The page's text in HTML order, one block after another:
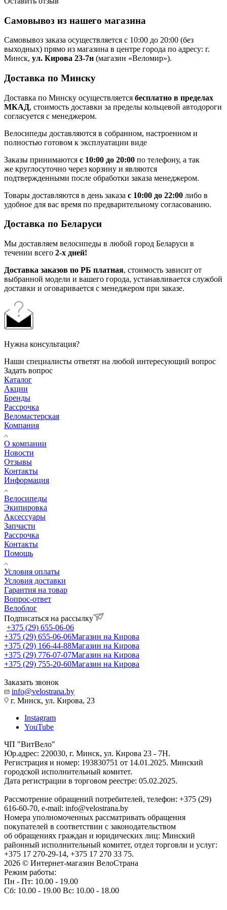
Самовывоз из нашего магазина
Самовывоз заказа осуществляется с 10:00 до 20:00 (без
выходных) прямо из магазина в центре города по адресу: г.
Минск, ул. Кирова 23-7н (магазин «Веломир»).
Доставка по Минску
Доставка по Минску осуществляется бесплатно в пределах
МКАД, стоимость доставки за пределы кольцевой автодороги
согласуется с менеджером.
Велосипеды доставляются в собранном, настроенном и
полностью готовом к эксплуатации виде
Заказы принимаются с 10:00 до 20:00 по телефону, а так
же круглосуточно через корзину и являются
подтвержденными после обработки заказа менеджером.
Товары доставляются в день заказа с 10:00 до 22:00 либо в
удобное для вас время по предварительному согласованию.
Доставка по Беларуси
Мы доставляем велосипеды в любой город Беларуси в
течении всего 2-х дней!
Доставка заказов по РБ платная, стоимость зависит от
выбранной модели и вашего города, устанавливается службой
доставки и оговаривается с менеджером при заказе.
Нужна консультация?
Наши специалисты ответят на любой интересующий вопрос
Задать вопрос
Каталог
Акции
Бренды
Рассрочка
Веломастерская
Компания
О компании
Новости
Отзывы
Контакты
Информация
Велосипеды
Экипировка
Аксессуары
Запчасти
Рассрочка
Контакты
Помощь
Условия оплаты
Условия доставки
Гарантия на товар
Вопрос-ответ
Велоблог
Подписаться на рассылку
+375 (29) 655-06-06
+375 (29) 655-06-06Магазин на Кирова
+375 (29) 166-44-88Магазин на Кирова
+375 (29) 776-07-07Магазин на Кирова
+375 (29) 755-20-60Магазин на Кирова
Заказать звонок
info@velostrana.by
г. Минск, ул. Кирова, 23
Instagram
YouTube
ЧП "ВитВело"
Юр.адрес: 220030, г. Минск, ул. Кирова 23 - 7Н.
Регистрация и номер: 193830751 от 14.01.2025. Минский
городской исполнительный комитет.
Дата регистрации в торговом реестре: 05.02.2025.
Рассмотрение обращений потребителей, телефон: +375 (29)
616-60-70, e-mail: info@velostrana.by
Номера уполномоченных рассматривать обращения
покупателей в соответствии с законодательством
об обращениях граждан и юридических лиц: Минский
районный исполнительный комитет, отдел торговли и услуг:
+375 17 270-29-14, +375 17 270 33 75.
2026 © Интернет-магазин ВелоСтрана
Режим работы:
Пн - Пт: 10.00 - 19.00
Сб: 10.00 - 19.00 Вс: 10.00 - 18.00